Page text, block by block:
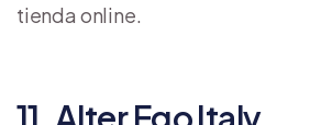
tienda online.